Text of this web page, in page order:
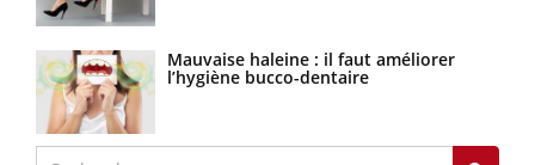
Mauvaise haleine : il faut améliorer
l’hygiène bucco-dentaire